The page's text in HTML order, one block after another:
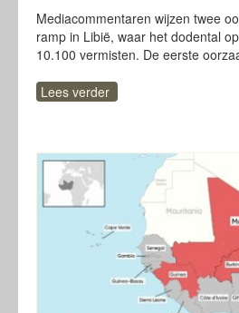
Mediacommentaren wijzen twee
ramp in Libië, waar het dodental
10.100 vermisten. De eerste
Lees verder